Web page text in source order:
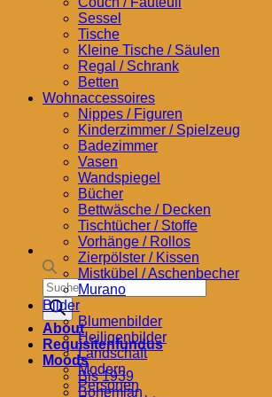
Products
search
About
Requisitenfundus
Moods
Bis 1939
Bohemian
Sessel
Tische
Kleine Tische / Säulen
Regal / Schrank
Betten
Wohnaccessoires
Nippes / Figuren
Kinderzimmer / Spielzeug
Badezimmer
Vasen
Wandspiegel
Bücher
Bettwäsche / Decken
Tischtücher / Stoffe
Vorhänge / Rollos
Zierpölster / Kissen
Mistkübel / Aschenbecher
Murano
Bilder
Blumenbilder
Heiligenbilder
Landschaft
Modern
Personen